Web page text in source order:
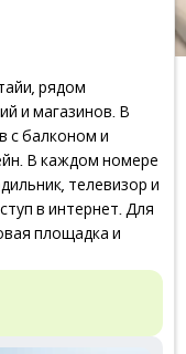
рядом
и магазинов. В
с балконом и
В каждом номере
телевизор и
в интернет. Для
площадка и